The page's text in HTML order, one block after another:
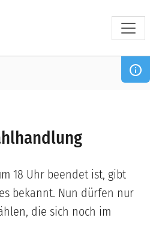
18 Uhr beendet ist, gibt
bekannt. Nun dürfen nur
die sich noch im